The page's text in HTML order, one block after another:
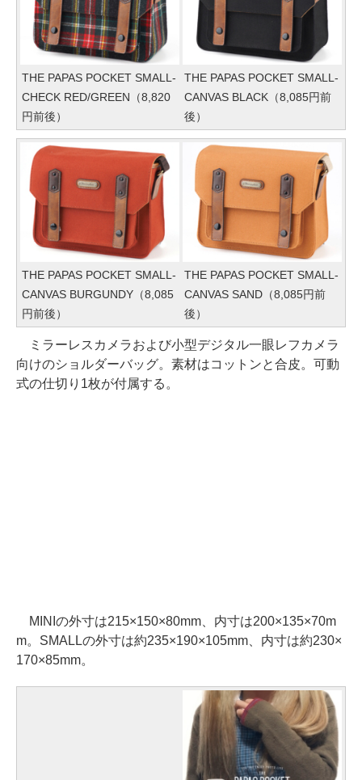
THE PAPAS POCKET SMALL-
CHECK RED/GREEN（8,820
円前後）
THE PAPAS POCKET SMALL-
CANVAS BLACK（8,085円前
後）
THE PAPAS POCKET SMALL-
CANVAS BURGUNDY（8,085
円前後）
THE PAPAS POCKET SMALL-
CANVAS SAND（8,085円前
後）
ミラーレスカメラおよび小型デジタル一眼レフカメラ
向けのショルダーバッグ。素材はコットンと合皮。可動
式の仕切り1枚が付属する。
MINIの外寸は215×150×80mm、内寸は200×135×70m
m。SMALLの外寸は約235×190×105mm、内寸は約230×
170×85mm。